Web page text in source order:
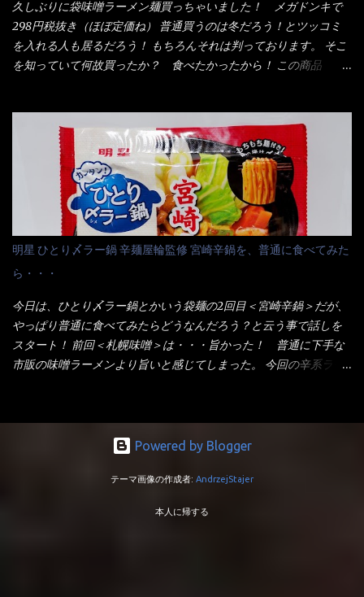
さば！？ さばって鯖か？？ サバ読んでないか？？ ■カロリー
比較 緑のたぬき ...
云う事（当時） 開封すると・・・ 小袋なんてありゃしない！ カ
ップヌードルは基本蓋開けて、熱湯を注ぐだけで出来る！それが
デビュー時からの最大のポイント。 だから粉末スープの具も全
部カップの中でカオス状態。 これ特に縦型Bigカップだと、スー
りました～ 熱湯によりカップ内に対流が起こり、表層が泡立っ
ている～ 隣に用意したのが、ホワイトカップ丼型です。 こちら
へ内容物を全て移すのと同時に、スープも満遍なく全体に行き渡
させる。 箸で麺から移動させ、具とスープは最後に移すとこうな
りました。 良い感じではないか！ やはり一部粉末スープが縦型
カップの壁面に残っていたので、ぜーんぶ箸等で落としてホワイ
トカップへ。 まずは麺を見ると、カップヌードルとしては太く平
打ちで縮れてます。 ■蒙古タンメン中本の麺 蒙古タンメンの方
は、やはり太く平打ちですが麺の厚みがあるような・・・ 食感
は、どちらも柔らかいと感じは同じ。 湯に戻りやすい特性が強
いのね。 箸で持ち上げた状態は・・・ ■カップヌードル激辛味噌 ■
蒙古タンメン中本カップ どちらも箸で持ち上げた感じは、重
い！ そう湯を吸って伸びたような麺と云っていいかもしれな
い。 多分麺は、厚みとストレートか...
久しぶりに袋味噌ラーメン麺買っちゃいました！ メガドンキで
298円税抜き（ほぼ定価ね） 普通買うのは冬だろう！とツッコミ
を入れる人も居るだろう！ もちろんそれは判っております。 そこ
を知っていて何故買ったか？ 食べたかったから！ この商品
てみないといけないじゃん！（知るのが遅い） リニューアル前の
は食べた事あるのよ！でもここ数年は、カップ麺の方が話題性も
品揃えも上じゃん！ だって話題性の無いのを食べても・・・しょ
うが無いじゃん！ 日本で話題性が無いのに、外国の人には尚更ね
ぇ～ 袋麺と云えば【サッポロ一番】と云われる程だが、10年位前
に革新的な袋麺が出た！ それは『マルちゃん正麺』と云われる商
品！！ 生麺感覚～と大御所俳優の役所広司を起用したCMで一躍
有名になりTOPに・・・その後ライバルとして日清から【ラ王】
がリリース！つまり今回の【日清のラーメン屋さん】は、袋麺と
しては廉価版のポジション・・・ 事実ラ王は、HPでは別扱い！
本品なんか出前一丁などと一緒くたの扱い。 袋麺はスープは粉末
スープが主流でしょう！？だから味は・・・イマイチ（小生感
覚）と云うのが評価です。 正直現在のインスタント麺では、最先
ヨ～ でも熊が＼買ってね！／と泣いているから・・・買いまし
た。 それじゃ～食べましょうか！ トッピングは生憎とモヤシの
在庫が無いため・・・キャベツだ！鍋に湯を沸かしキャベツをボ
私の記憶が確かなら・・・（料理お鉄人MC風に）以前の麺は白ぽ
明星 ひとり〆ラー鍋 辛麺屋輪監修 宮崎辛鍋を、普通に食べてみた
ら・・・
今日は、ひとり〆ラー鍋とかいう袋麺の2回目＜宮崎辛鍋＞だが、
やっぱり普通に食べてみたらどうなんだろう？と云う事で話しを
スタート！ 前回＜札幌味噌＞は・・・旨かった！ 普通に下手な
市販の味噌ラーメンより旨いと感じてしまった。 今回の辛系ラー
おひとり用鍋の素です。辛麺屋輪をイメージした唐辛子の辛みと
旨みが染み出たスープに鍋によく合う麺が付いて〆まで楽しめま
が溶け出たスープと、麺にからむ粗い唐辛子がくせになる味わ
脂、大豆食物繊維）、スープ（食塩、豚･鶏エキス（小麦・大豆・
Powered by Blogger
テーマ画像の作成者: AndrzejStajer
本人に帰する